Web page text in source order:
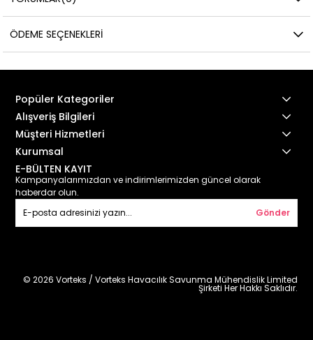
ÖDEME SEÇENEKLERI
Popüler Kategoriler
Alışveriş Bilgileri
Müşteri Hizmetleri
Kurumsal
E-BÜLTEN KAYIT
Kampanyalarımızdan ve indirimlerimizden güncel olarak
haberdar olun.
Gönder
© 2026 Vorteks / Vorteks Havacılık Savunma Mühendislik Limited
Şirketi Her Hakkı Saklıdır.